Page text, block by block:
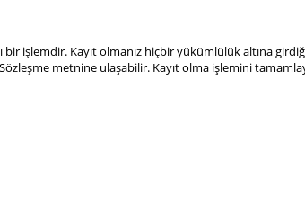
bir işlemdir. Kayıt olmanız hiçbir yükümlülük altına
metnine ulaşabilir. Kayıt olma işlemini